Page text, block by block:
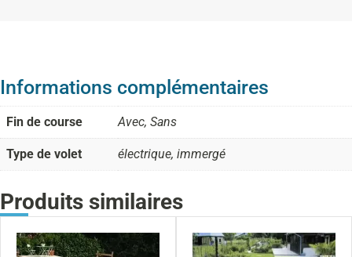
Informations complémentaires
Fin de course Avec, Sans
Type de volet électrique, immergé
Produits similaires